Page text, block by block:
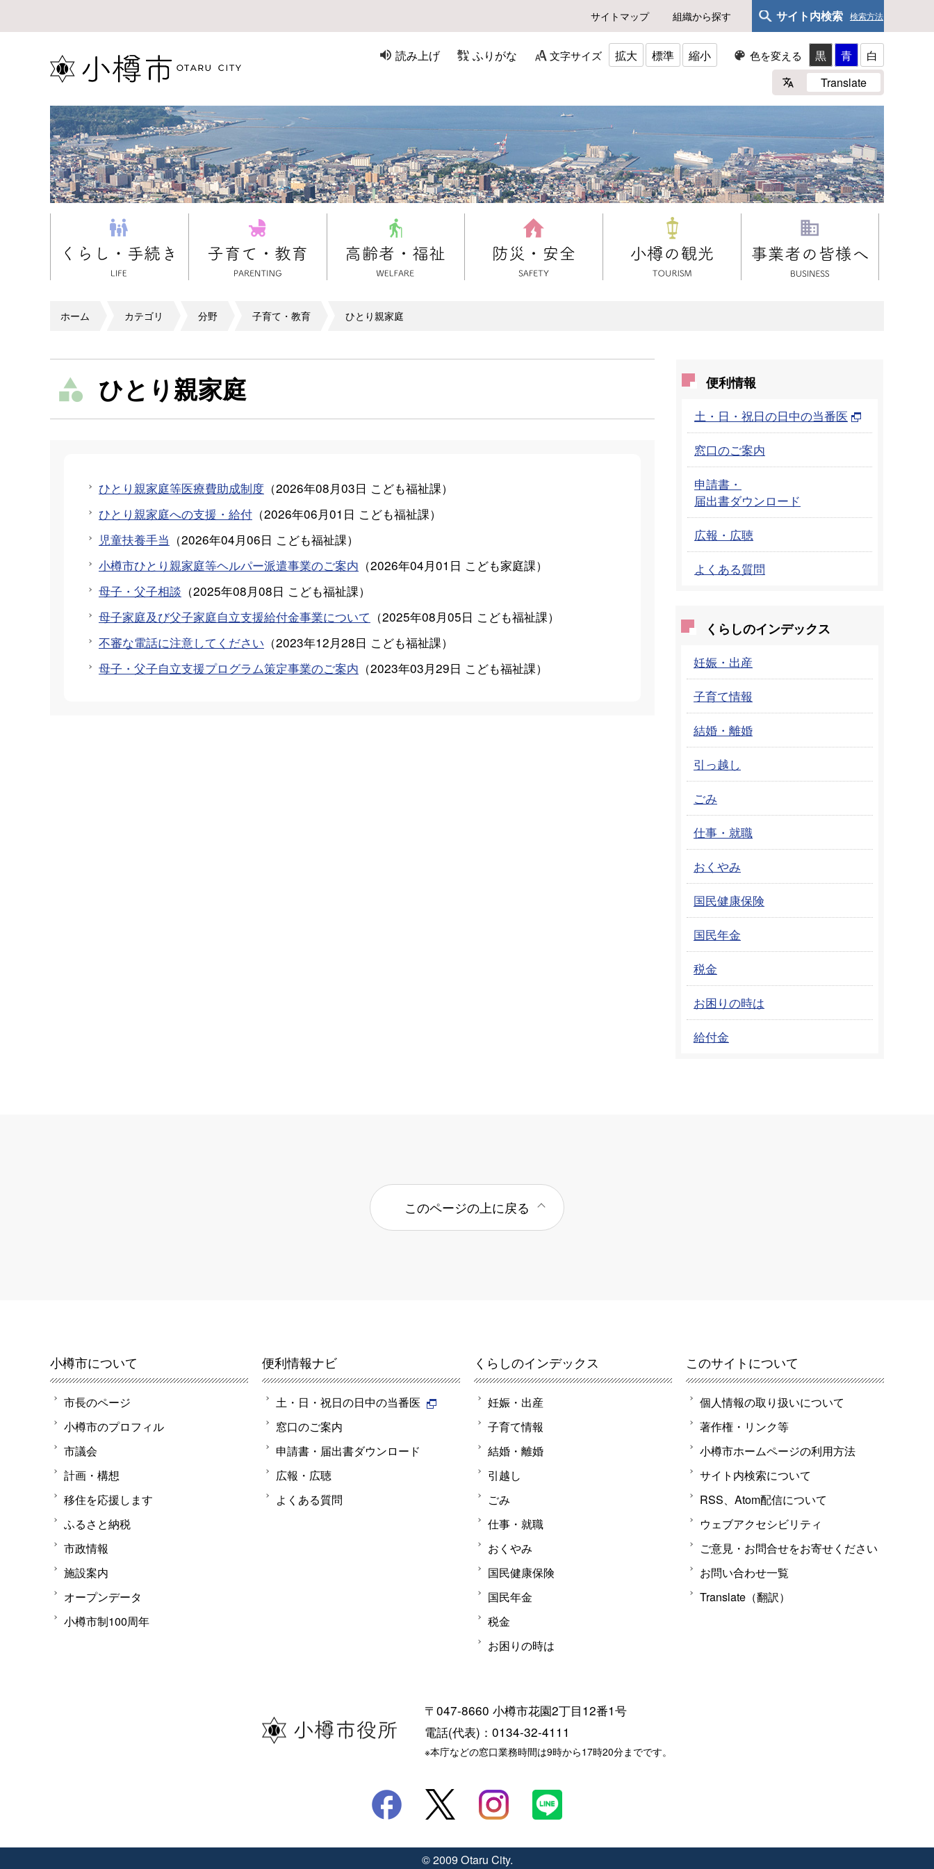
サイトマップ 組織から探す サイト内検索 検索方法
読み上げ ふりがな 文字サイズ 拡大 標準 縮小 色を変える 黒 青
白
Translate
ホーム カテゴリ 分野 子育て・教育 ひとり親家庭
ひとり親家庭
ひとり親家庭等医療費助成制度 （2026年08月03日 こども福祉課）
ひとり親家庭への支援・給付 （2026年06月01日 こども福祉課）
児童扶養手当 （2026年04月06日 こども福祉課）
小樽市ひとり親家庭等ヘルパー派遣事業のご案内 （2026年04月01日 こども家庭課）
母子・父子相談 （2025年08月08日 こども福祉課）
母子家庭及び父子家庭自立支援給付金事業について （2025年08月05日 こども福祉課）
不審な電話に注意してください （2023年12月28日 こども福祉課）
母子・父子自立支援プログラム策定事業のご案内 （2023年03月29日 こども福祉課）
便利情報
土・日・祝日の日中の当番医
窓口のご案内
申請書・
届出書ダウンロード
広報・広聴
よくある質問
くらしのインデックス
妊娠・出産
子育て情報
結婚・離婚
引っ越し
ごみ
仕事・就職
おくやみ
国民健康保険
国民年金
税金
お困りの時は
給付金
このページの上に戻る
小樽市について
市長のページ
小樽市のプロフィル
市議会
計画・構想
移住を応援します
ふるさと納税
市政情報
施設案内
オープンデータ
小樽市制100周年
便利情報ナビ
土・日・祝日の日中の当番医
窓口のご案内
申請書・届出書ダウンロード
広報・広聴
よくある質問
くらしのインデックス
妊娠・出産
子育て情報
結婚・離婚
引越し
ごみ
仕事・就職
おくやみ
国民健康保険
国民年金
税金
お困りの時は
このサイトについて
個人情報の取り扱いについて
著作権・リンク等
小樽市ホームページの利用方法
サイト内検索について
RSS、Atom配信について
ウェブアクセシビリティ
ご意見・お問合せをお寄せください
お問い合わせ一覧
Translate（翻訳）
〒047-8660 小樽市花園2丁目12番1号
電話(代表)：0134-32-4111
※本庁などの窓口業務時間は9時から17時20分までです。
© 2009 Otaru City.